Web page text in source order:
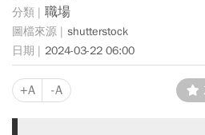
職場
shutterstock
2024-03-22 06:00
+A -A